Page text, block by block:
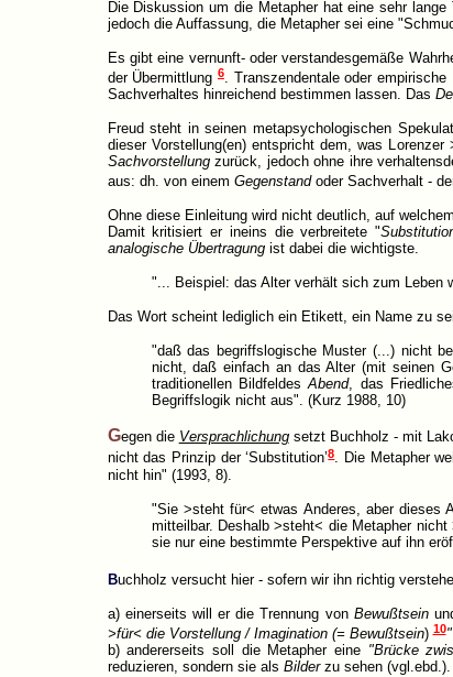
Die Diskussion um die Metapher hat eine sehr
jedoch die Auffassung, die Metapher sei eine
Es gibt eine vernunft- oder verstandesgemäße
der Übermittlung 6. Transzendentale oder
Sachverhaltes hinreichend bestimmen lassen. Das
Freud steht in seinen metapsychologischen
dieser Vorstellung(en) entspricht dem, was
Sachvorstellungzurück, jedoch ohne ihre
aus: dh. von einem Gegenstandoder Sachverhalt -
Ohne diese Einleitung wird nicht deutlich, auf
Damit kritisiert er ineins die verbreitete "
analogische Übertragungist dabei die wichtigste.
"... Beispiel: das Alter verhält sich zum Leben
Das Wort scheint lediglich ein Etikett, ein Name zu
"daß das begriffslogische Muster (...) nicht
nicht, daß einfach an das Alter (mit seinen
traditionellen BildfeldesAbend, das
Begriffslogik nicht aus". (Kurz 1988, 10)
Gegen die Versprachlichungsetzt Buchholz - mit
nicht das Prinzip der ‘Substitution’8. Die Metapher
nicht hin" (1993, 8).
"Sie >steht für< etwas Anderes, aber dieses
mitteilbar. Deshalb >steht< die Metapher
sie nur eine bestimmte Perspektive auf ihn
Buchholz versucht hier - sofern wir ihn richtig
a) einerseits will er die Trennung von Bewußtsein
>für< die Vorstellung / Imagination (= Bewußtsein)10"
b) andererseits soll die Metapher eine "Brücke
reduzieren, sondern sie als Bilderzu sehen (vgl.ebd.).